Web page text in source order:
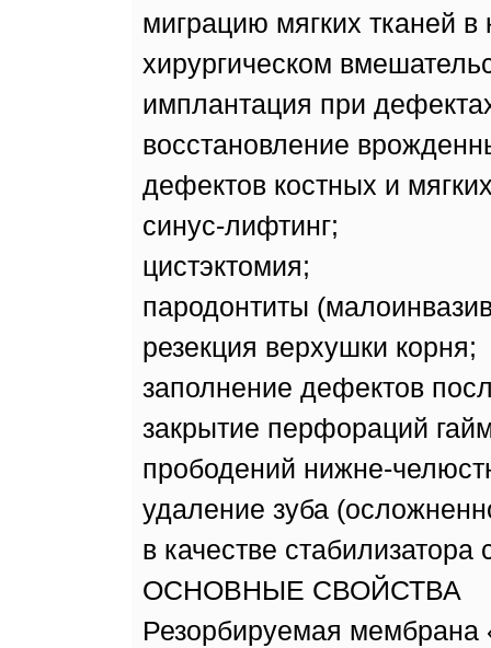
миграцию мягких тканей
хирургическом
имплантация при
восстановление
дефектов костных и
синус-лифтинг;
цистэктомия;
пародонтиты
резекция верхушки корня;
заполнение дефектов
закрытие перфораций
прободений нижне-
удаление зуба
в качестве стабилизатора
ОСНОВНЫЕ СВОЙСТВА
Резорбируемая мембрана